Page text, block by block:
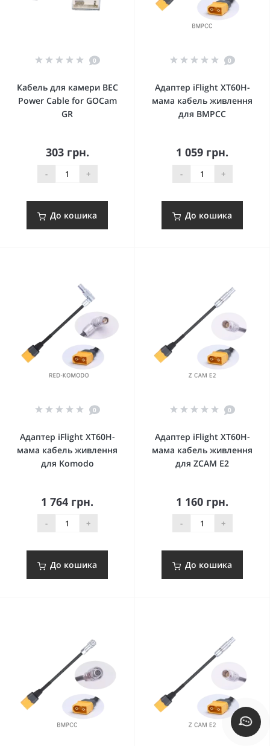
0
Кабель для камери BEC
Power Cable for GOCam
GR
303 грн.
- +
До кошика
0
Адаптер iFlight XT60H-
мама кабель живлення
для BMPCC
1 059 грн.
- +
До кошика
0
Адаптер iFlight XT60H-
мама кабель живлення
для Komodo
1 764 грн.
- +
До кошика
0
Адаптер iFlight XT60H-
мама кабель живлення
для ZCAM E2
1 160 грн.
- +
До кошика